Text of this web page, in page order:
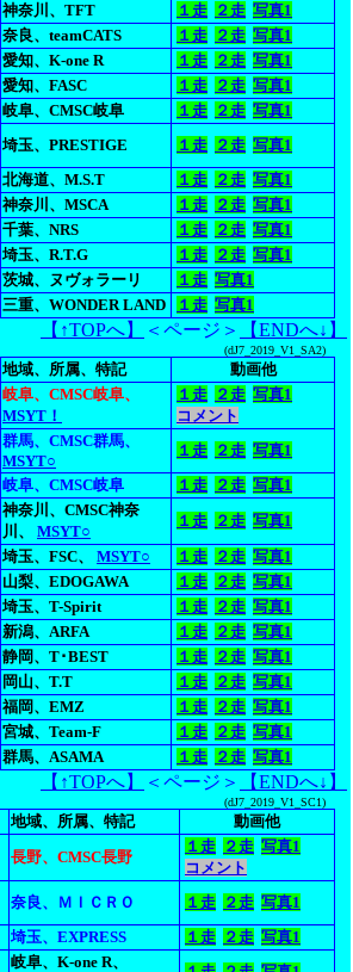
神奈川、TFT １走 ２走 写真1
奈良、teamCATS １走 ２走 写真1
愛知、K-one R １走 ２走 写真1
愛知、FASC １走 ２走 写真1
岐阜、CMSC岐阜 １走 ２走 写真1
埼玉、PRESTIGE １走 ２走 写真1
北海道、M.S.T １走 ２走 写真1
神奈川、MSCA １走 ２走 写真1
千葉、NRS １走 ２走 写真1
埼玉、R.T.G １走 ２走 写真1
茨城、ヌヴォラーリ １走 写真1
三重、WONDER LAND １走 写真1
【↑TOPへ】 ＜ページ＞ 【ENDへ↓】
(dJ7_2019_V1_SA2)
地域、所属、特記
動画他
岐阜、CMSC岐阜、
MSYT！
１走 ２走 写真1
コメント
群馬、CMSC群馬、
MSYT○
１走 ２走 写真1
岐阜、CMSC岐阜 １走 ２走 写真1
神奈川、CMSC神奈
川、 MSYT○
１走 ２走 写真1
埼玉、FSC、 MSYT○ １走 ２走 写真1
山梨、EDOGAWA １走 ２走 写真1
埼玉、T-Spirit １走 ２走 写真1
新潟、ARFA １走 ２走 写真1
静岡、T･BEST １走 ２走 写真1
岡山、T.T １走 ２走 写真1
福岡、EMZ １走 ２走 写真1
宮城、Team-F １走 ２走 写真1
群馬、ASAMA １走 ２走 写真1
【↑TOPへ】 ＜ページ＞ 【ENDへ↓】
(dJ7_2019_V1_SC1)
地域、所属、特記
動画他
長野、CMSC長野
１走 ２走 写真1
コメント
奈良、ＭＩＣＲＯ １走 ２走 写真1
埼玉、EXPRESS １走 ２走 写真1
岐阜、K-one R、